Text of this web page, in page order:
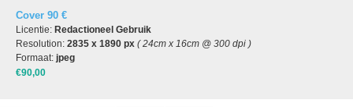
Cover 90 €
Licentie: Redactioneel Gebruik
Resolution: 2835 x 1890 px ( 24cm x 16cm @ 300 dpi )
Formaat: jpeg
€90,00